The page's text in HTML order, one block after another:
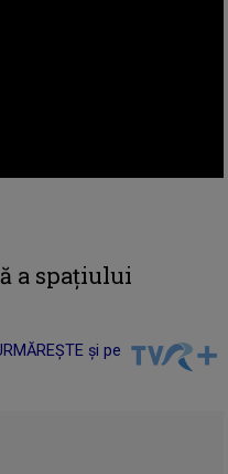
a spațiului
și pe